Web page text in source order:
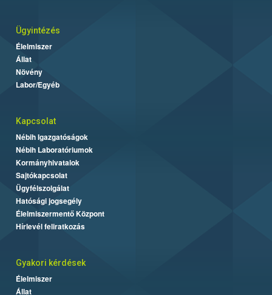
Ügyintézés
Élelmiszer
Állat
Növény
Labor/Egyéb
Kapcsolat
Nébih Igazgatóságok
Nébih Laboratóriumok
Kormányhivatalok
Sajtókapcsolat
Ügyfélszolgálat
Hatósági jogsegély
Élelmiszermentő Központ
Hírlevél feliratkozás
Gyakori kérdések
Élelmiszer
Állat